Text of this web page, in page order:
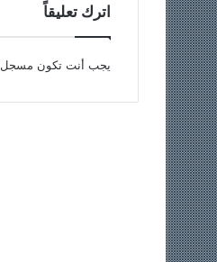
اترك تعليقاً
يجب أنت تكون مسجل